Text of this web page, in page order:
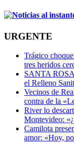
URGENTE
Trágico
tres heridos
SANTA
el Relleno
Vecinos de
contra de la
River lo
Montevideo:
Camilota
amor: «Hoy,